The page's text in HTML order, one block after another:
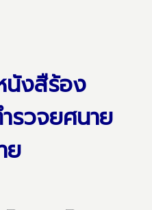
นังสืร้อง
รวจยศนาย
ย